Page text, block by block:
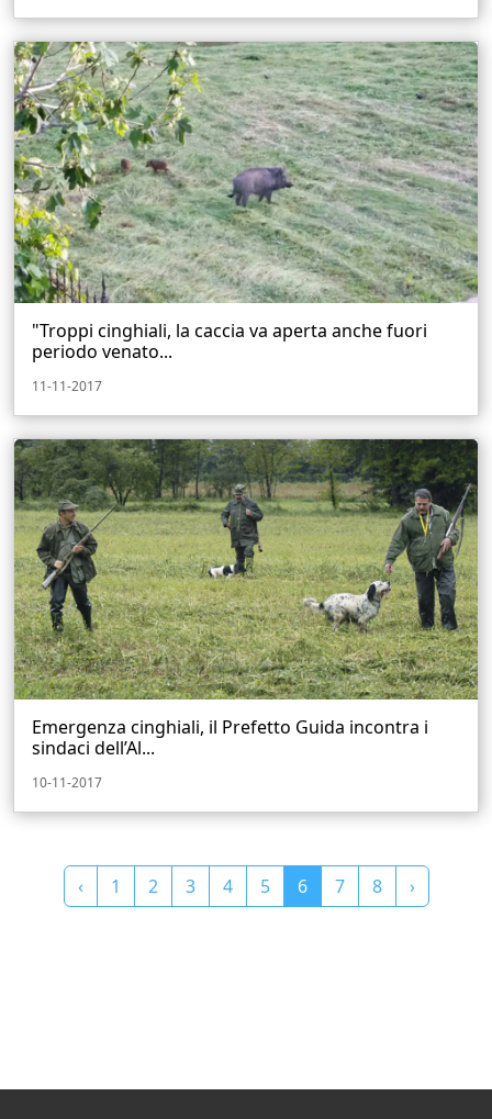
"Troppi cinghiali, la caccia va aperta anche fuori
periodo venato...
11-11-2017
Emergenza cinghiali, il Prefetto Guida incontra i
sindaci dell’Al...
10-11-2017
‹ 1 2 3 4 5 6 7 8 ›